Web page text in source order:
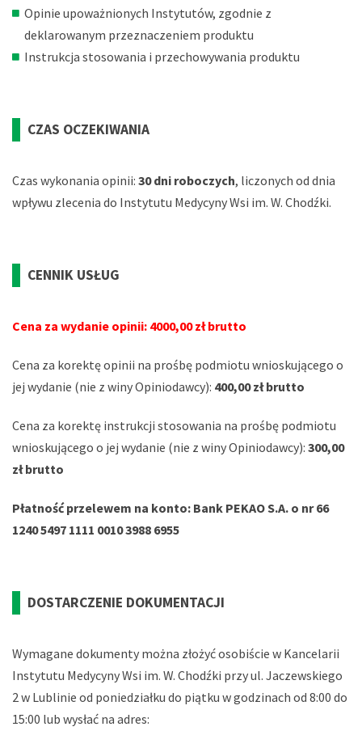
Opinie upoważnionych Instytutów, zgodnie z
deklarowanym przeznaczeniem produktu
Instrukcja stosowania i przechowywania produktu
CZAS OCZEKIWANIA
Czas wykonania opinii: 30 dni roboczych, liczonych od dnia
wpływu zlecenia do Instytutu Medycyny Wsi im. W. Chodźki.
CENNIK USŁUG
Cena za wydanie opinii: 4000,00 zł brutto
Cena za korektę opinii na prośbę podmiotu wnioskującego o
jej wydanie (nie z winy Opiniodawcy): 400,00 zł brutto
Cena za korektę instrukcji stosowania na prośbę podmiotu
wnioskującego o jej wydanie (nie z winy Opiniodawcy): 300,00
zł brutto
Płatność przelewem na konto: Bank PEKAO S.A. o nr 66
1240 5497 1111 0010 3988 6955
DOSTARCZENIE DOKUMENTACJI
Wymagane dokumenty można złożyć osobiście w Kancelarii
Instytutu Medycyny Wsi im. W. Chodźki przy ul. Jaczewskiego
2 w Lublinie od poniedziałku do piątku w godzinach od 8:00 do
15:00 lub wysłać na adres: